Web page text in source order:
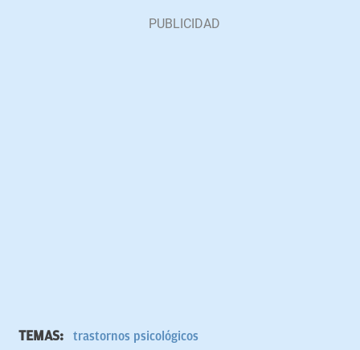
TEMAS: trastornos psicológicos